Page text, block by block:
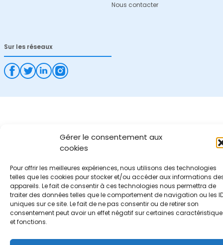
Gérer le consentement aux
cookies
Pour offrir les meilleures expériences, nous utilisons des technologies
telles que les cookies pour stocker et/ou accéder aux informations
appareils. Le fait de consentir à ces technologies nous permettra de
traiter des données telles que le comportement de navigation ou les
uniques sur ce site. Le fait de ne pas consentir ou de retirer son
consentement peut avoir un effet négatif sur certaines
et fonctions.
Nous contacter
Sur les réseaux